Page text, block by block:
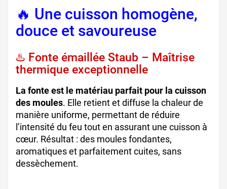
🔥 Une cuisson homogène,
douce et savoureuse
♨️ Fonte émaillée Staub – Maîtrise
thermique exceptionnelle
La fonte est le matériau parfait pour la cuisson
des moules. Elle retient et diffuse la chaleur de
manière uniforme, permettant de réduire
l’intensité du feu tout en assurant une cuisson à
cœur. Résultat : des moules fondantes,
aromatiques et parfaitement cuites, sans
dessèchement.